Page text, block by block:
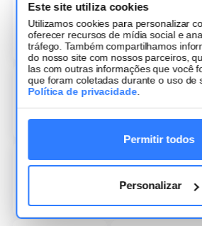
Este site utiliza cookies
Utilizamos cookies para personalizar
oferecer recursos de mídia social e
tráfego. Também compartilhamos
do nosso site com nossos parceiros,
las com outras informações que você
que foram coletadas durante o uso de
Política de privacidade
Permitir todos
Personalizar